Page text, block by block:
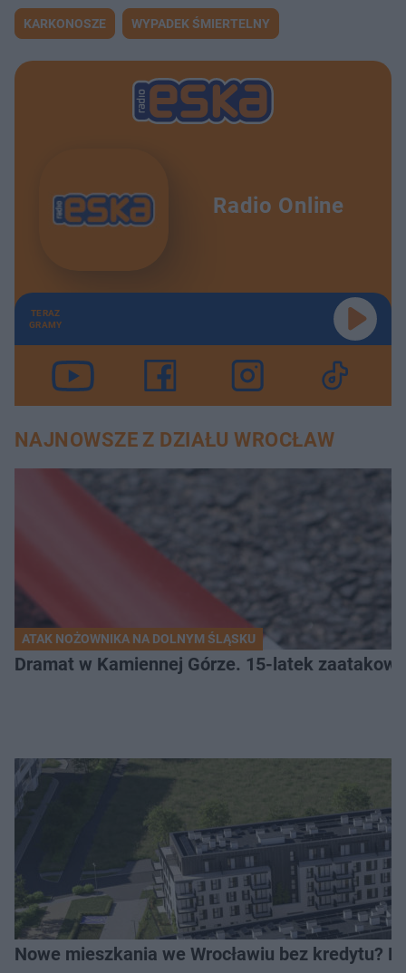
KARKONOSZE WYPADEK ŚMIERTELNY
Radio Online
TERAZ
GRAMY
NAJNOWSZE Z DZIAŁU WROCŁAW
ATAK NOŻOWNIKA NA DOLNYM ŚLĄSKU
Dramat w Kamiennej Górze. 15-latek
Nowe mieszkania we Wrocławiu bez kredytu?